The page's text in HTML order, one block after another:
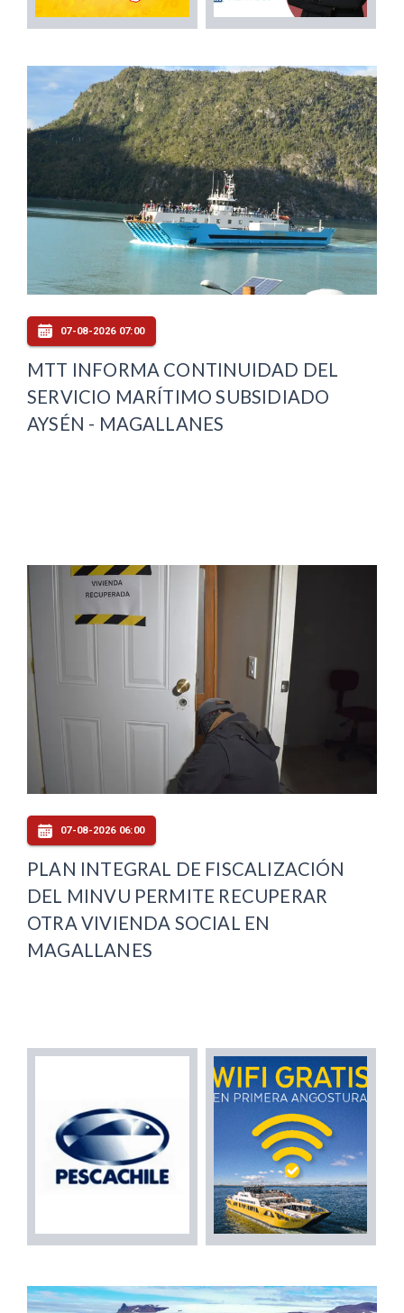
07-08-2026 07:00
MTT INFORMA CONTINUIDAD DEL
SERVICIO MARÍTIMO SUBSIDIADO
AYSÉN - MAGALLANES
07-08-2026 06:00
PLAN INTEGRAL DE FISCALIZACIÓN
DEL MINVU PERMITE RECUPERAR
OTRA VIVIENDA SOCIAL EN
MAGALLANES